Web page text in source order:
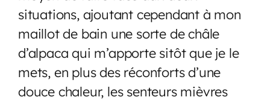
situations, ajoutant cependant à mon
maillot de bain une sorte de châle
d’alpaca qui m’apporte sitôt que je le
mets, en plus des réconforts d’une
douce chaleur, les senteurs mièvres